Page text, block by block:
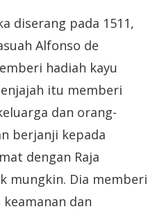
diserang pada 1511,
Alfonso de
hadiah kayu
itu memberi
dan orang-
berjanji kepada
dengan Raja
mungkin. Dia memberi
dan